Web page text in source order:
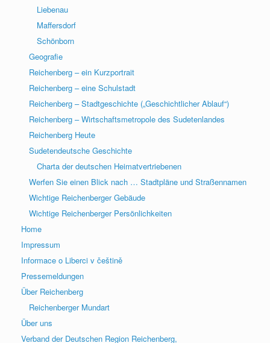
Liebenau
Maffersdorf
Schönborn
Geografie
Reichenberg – ein Kurzportrait
Reichenberg – eine Schulstadt
Reichenberg – Stadtgeschichte („Geschichtlicher Ablauf“)
Reichenberg – Wirtschaftsmetropole des Sudetenlandes
Reichenberg Heute
Sudetendeutsche Geschichte
Charta der deutschen Heimatvertriebenen
Werfen Sie einen Blick nach … Stadtpläne und Straßennamen
Wichtige Reichenberger Gebäude
Wichtige Reichenberger Persönlichkeiten
Home
Impressum
Informace o Liberci v češtině
Pressemeldungen
Über Reichenberg
Reichenberger Mundart
Über uns
Verband der Deutschen Region Reichenberg,